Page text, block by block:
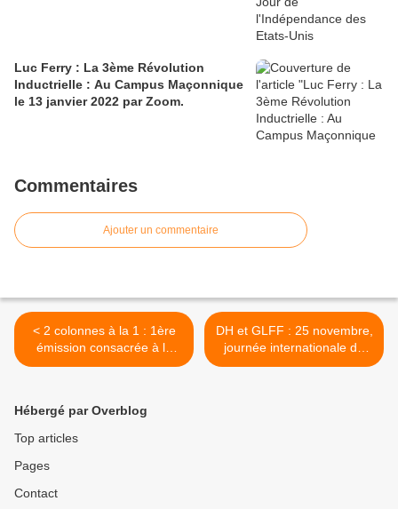
Luc Ferry : La 3ème Révolution
Inductrielle : Au Campus Maçonnique
le 13 janvier 2022 par Zoom.
Commentaires
Ajouter un commentaire
< 2 colonnes à la 1 : 1ère
émission consacrée à la
Franc-Maçonnerie sur
heures.
DH et GLFF : 25 novembre,
journée internationale de
lutte contre les violences
Hébergé par Overblog
Top articles
Pages
Contact